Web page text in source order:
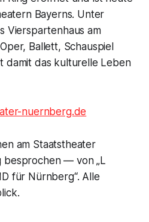
Bayerns. Unter
Vierspartenhaus am
Ballett, Schauspiel
damit das kulturelle Leben
nuernberg.de
am Staatstheater
besprochen — von „L
für Nürnberg“. Alle